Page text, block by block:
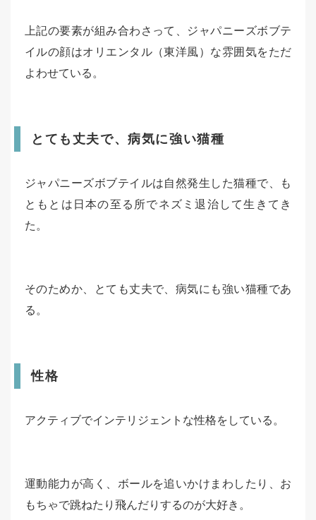
上記の要素が組み合わさって、ジャパニーズボブテ
イルの顔はオリエンタル（東洋風）な雰囲気をただ
よわせている。
とても丈夫で、病気に強い猫種
ジャパニーズボブテイルは自然発生した猫種で、も
ともとは日本の至る所でネズミ退治して生きてき
た。
そのためか、とても丈夫で、病気にも強い猫種であ
る。
性格
アクティブでインテリジェントな性格をしている。
運動能力が高く、ボールを追いかけまわしたり、お
もちゃで跳ねたり飛んだりするのが大好き。